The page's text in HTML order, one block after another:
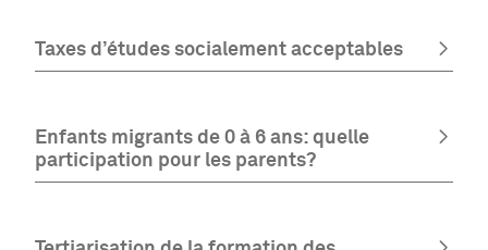
Taxes d’études socialement acceptables
Enfants migrants de 0 à 6 ans: quelle
participation pour les parents?